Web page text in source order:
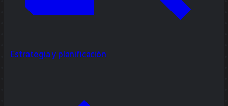
Estrategia y planificación